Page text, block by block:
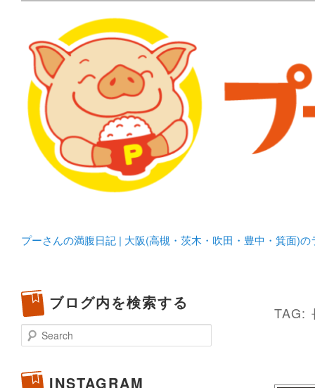
プーさんの満腹日記 |
豊中・箕面)のランチ＆
化してます。
プーさんの満腹日記 | 大阪(高槻・茨木・吹田・豊中・箕面)
TAG:
ブログ内を検索する
Search
INSTAGRAM